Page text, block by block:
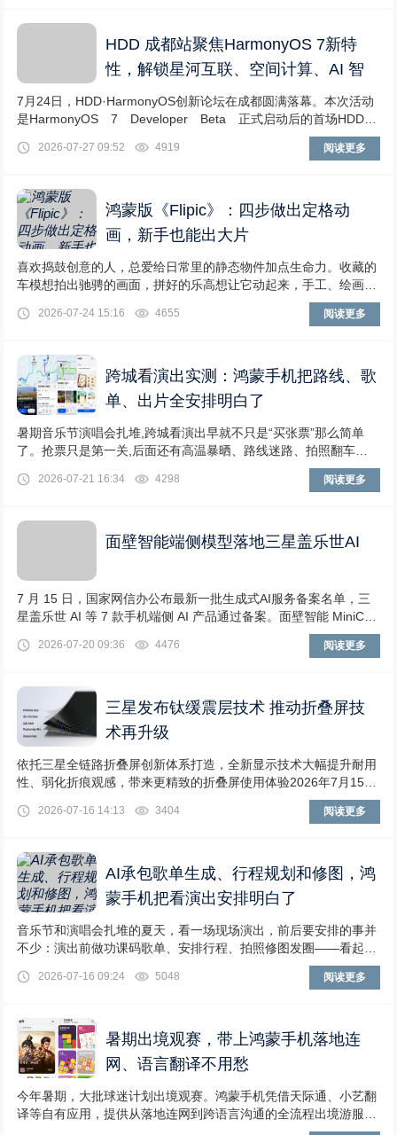
HDD 成都站聚焦HarmonyOS 7新特
性，解锁星河互联、空间计算、AI 智
7月24日，HDD·HarmonyOS创新论坛在成都圆满落幕。本次活动
是HarmonyOS 7 Developer Beta 正式启动后的首场HDD论
2026-07-27 09:52 4919 阅读更多
鸿蒙版《Flipic》：四步做出定格动
画，新手也能出大片
喜欢捣鼓创意的人，总爱给日常里的静态物件加点生命力。收藏的
车模想拍出驰骋的画面，拼好的乐高想让它动起来，手工、绘画的
2026-07-24 15:16 4655 阅读更多
跨城看演出实测：鸿蒙手机把路线、歌
单、出片全安排明白了
暑期音乐节演唱会扎堆,跨城看演出早就不只是“买张票”那么简单
了。抢票只是第一关,后面还有高温暴晒、路线迷路、拍照翻车等
2026-07-21 16:34 4298 阅读更多
面壁智能端侧模型落地三星盖乐世AI
7 月 15 日，国家网信办公布最新一批生成式AI服务备案名单，三
星盖乐世 AI 等 7 款手机端侧 AI 产品通过备案。面壁智能 MiniCP
2026-07-20 09:36 4476 阅读更多
三星发布钛缓震层技术 推动折叠屏技
术再升级
依托三星全链路折叠屏创新体系打造，全新显示技术大幅提升耐用
性、弱化折痕观感，带来更精致的折叠屏使用体验2026年7月15
2026-07-16 14:13 3404 阅读更多
AI承包歌单生成、行程规划和修图，鸿
蒙手机把看演出安排明白了
音乐节和演唱会扎堆的夏天，看一场现场演出，前后要安排的事并
不少：演出前做功课码歌单、安排行程、拍照修图发圈——看起来
2026-07-16 09:24 5048 阅读更多
暑期出境观赛，带上鸿蒙手机落地连
网、语言翻译不用愁
今年暑期，大批球迷计划出境观赛。鸿蒙手机凭借天际通、小艺翻
译等自有应用，提供从落地连网到跨语言沟通的全流程出境游服